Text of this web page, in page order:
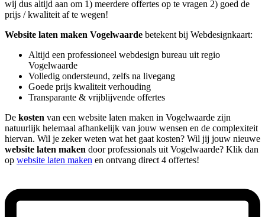
wij dus altijd aan om 1) meerdere offertes op te vragen 2) goed de
prijs / kwaliteit af te wegen!
Website laten maken Vogelwaarde betekent bij Webdesignkaart:
Altijd een professioneel webdesign bureau uit regio
Vogelwaarde
Volledig ondersteund, zelfs na livegang
Goede prijs kwaliteit verhouding
Transparante & vrijblijvende offertes
De kosten van een website laten maken in Vogelwaarde zijn
natuurlijk helemaal afhankelijk van jouw wensen en de complexiteit
hiervan. Wil je zeker weten wat het gaat kosten? Wil jij jouw nieuwe
website laten maken door professionals uit Vogelwaarde? Klik dan
op website laten maken en ontvang direct 4 offertes!